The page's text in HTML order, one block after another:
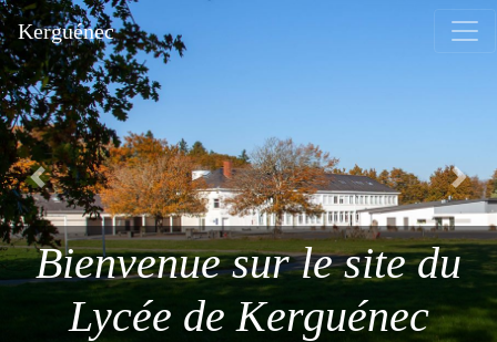
Kerguénec
Bienvenue sur le site du
Lycée de Kerguénec
Nos formations: 4ème & 3ème
Professionnelle - Bac pro SAPAT -
Bac pro TCVA - CAP SAPVER .
Previous Next